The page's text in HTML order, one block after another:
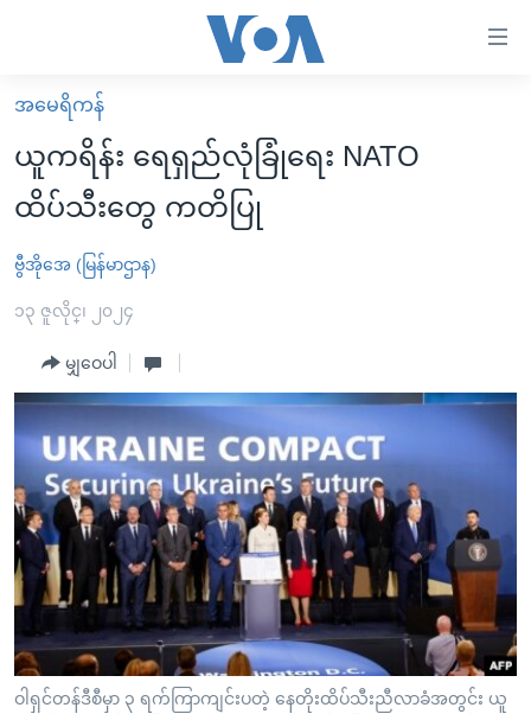
လွယ်ကူ
စေ
သည့်
များ
ပင်မ
ကျော်
ကြည့်
ပင်မ
အ
ညွန်း
စာမျက်နှာ
သို့
ကျော်
ကြည့်
မူလစာမျက်နှာ
မြန်မာ
ကမ္ဘာ့သတင်းများ
နိုင်ငံတကာ
အစ္စရေး-ပါလက်စတိုင်း
ဗွီဒီယို
အင်္ဂလိပ်စာလေ့လာမယ်
အမေရိကန်သုံးအီဒီယံ
မကြေးမုံရဲ့ အင်္ဂလိပ်စာ
ရုပ်ရှင်ထဲက အင်္ဂလိပ်စာ
သုတပဒေသာ အင်္ဂလိပ်စာ
အပတ်စဉ်ကဏ္ဍများ
ရေဒီယို
တီဗွီ
ရေဒီယိုနှင့်ရုပ်သံ အချက်အလက်များ
ရေဒီယို/တီဗွီအစီအစဉ်
Learning English
ဗွီအိုအေ လူမှုကွန်ယက်များ
အမေရိကန်
ယူကရိန်း ရေရှည်လုံခြုံရေး NATO
ထိပ်သီးတွေ ကတိပြု
ဗွီအိုအေ (မြန်မာဌာန)
၁၃ ဇူလိုင္၊ ၂၀၂၄
မျှဝေပါ
ဝါရှင်တန်ဒီစီမှာ ၃ ရက်ကြာကျင်းပတဲ့ နေတိုးထိပ်သီးညီလာခံအတွင်း ယူ